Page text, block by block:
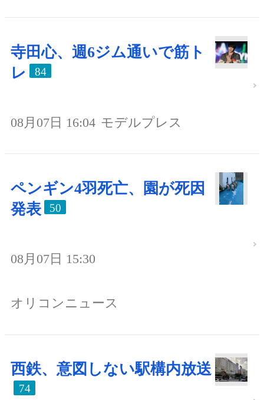
寺田心、週6ジム通いで筋ト
レ
84
08月07日 16:04 モデルプレス
ペンギン4羽死亡、園が死因
発表
50
08月07日 15:30
オリコンニュース
西鉄、意図しない駅構内放送
74